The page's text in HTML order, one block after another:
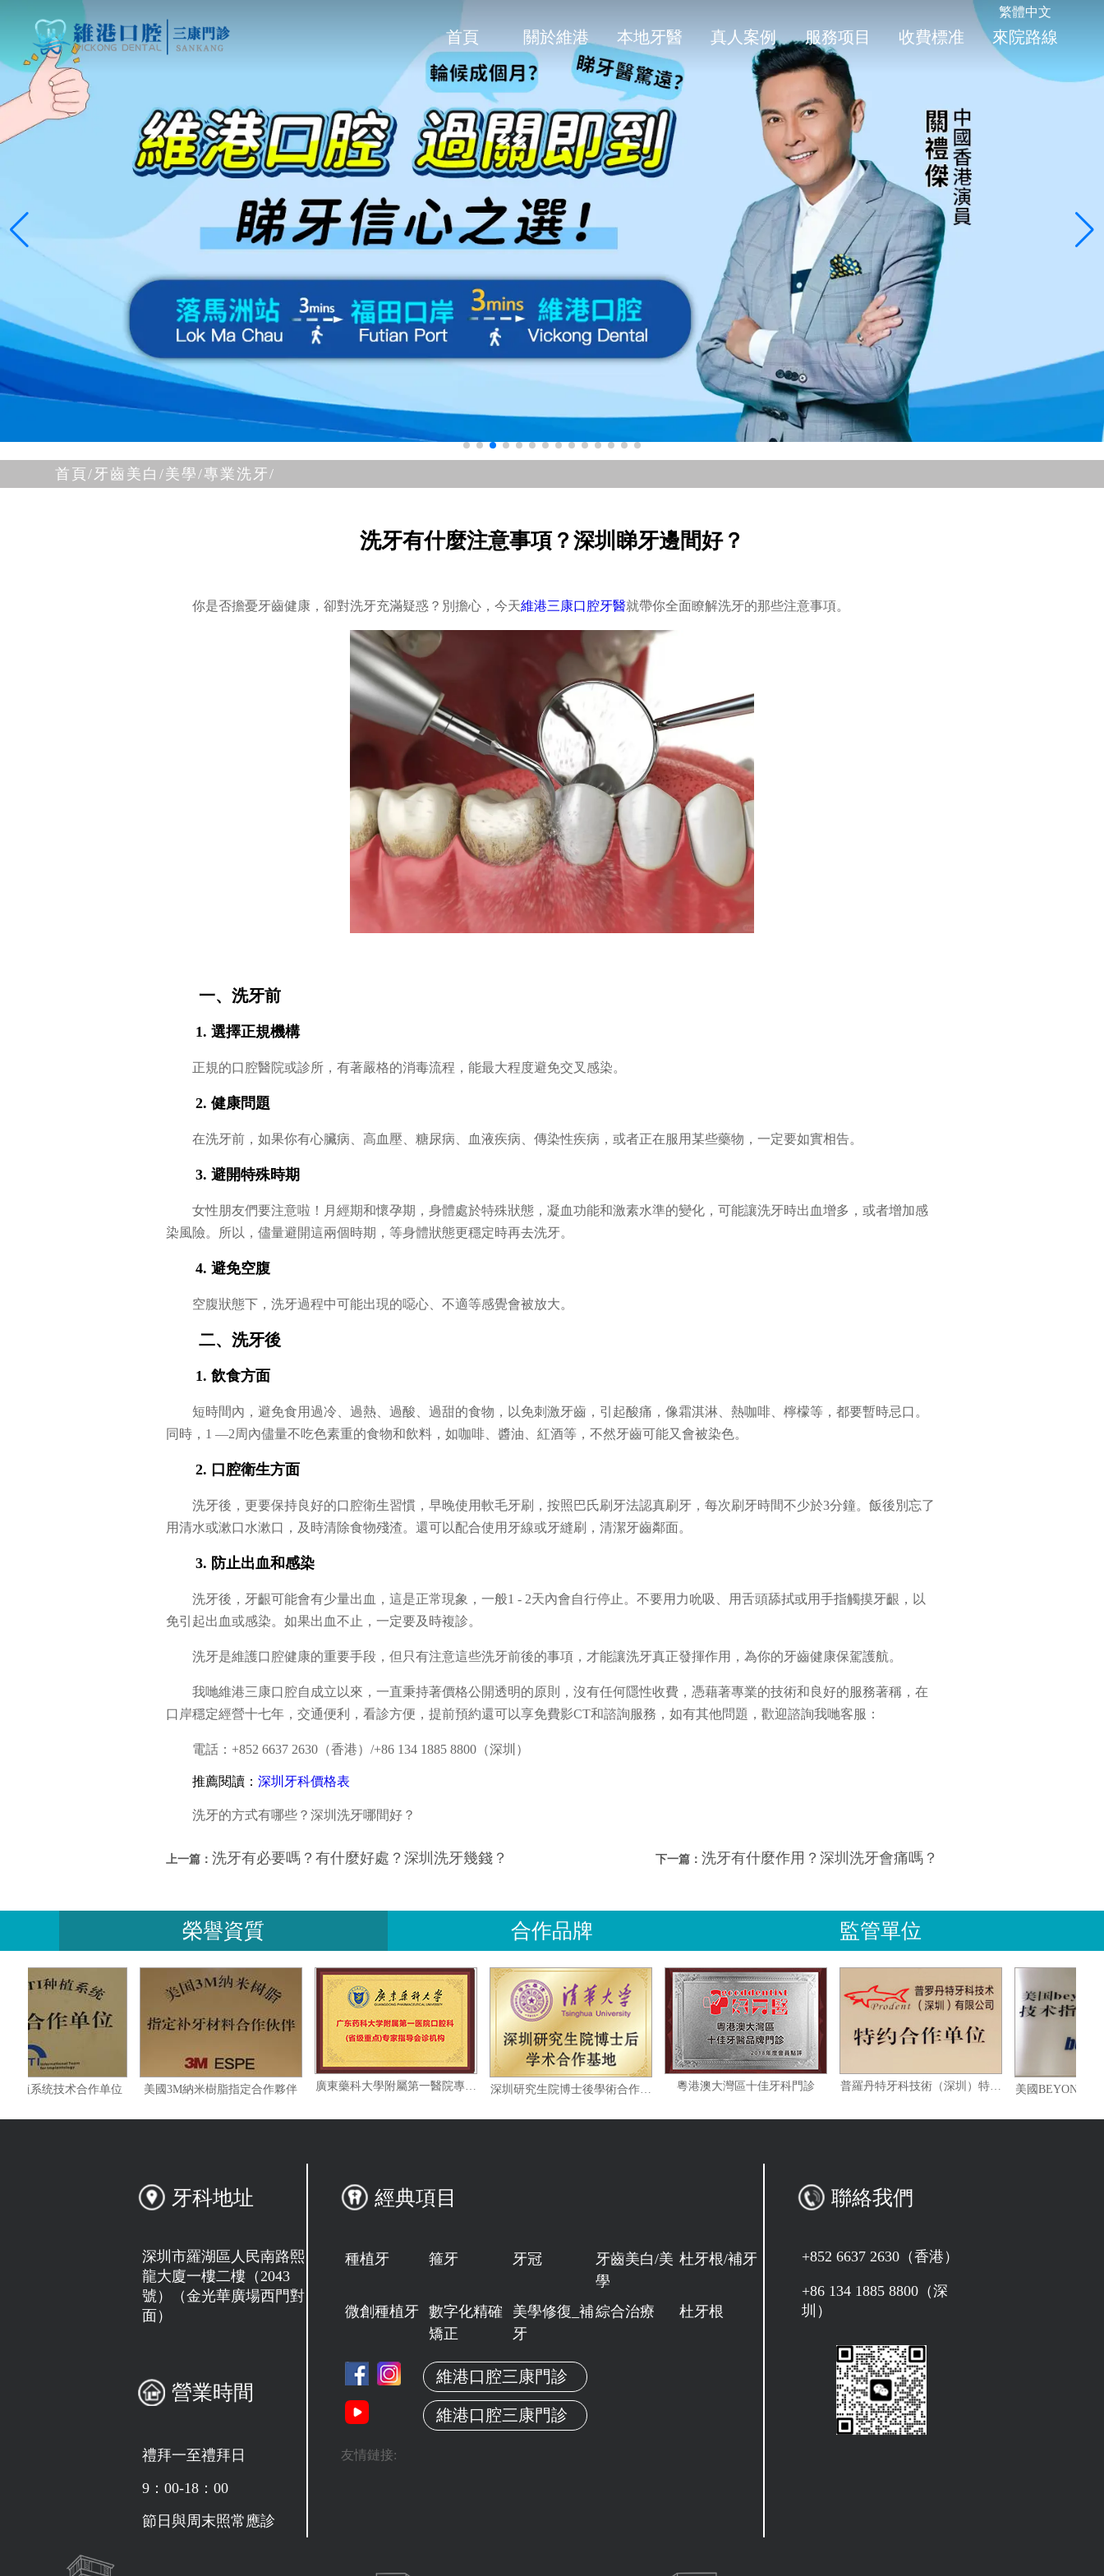
繁體中文
首頁 關於維港 本地牙醫 真人案例 服務项目 收費標准 來院路線
首頁/牙齒美白/美學/專業洗牙/
洗牙有什麼注意事項？深圳睇牙邊間好？
你是否擔憂牙齒健康，卻對洗牙充滿疑惑？別擔心，今天維港三康口腔牙醫就帶你全面瞭解洗牙的那些注意事項。
一、洗牙前
1. 選擇正規機構
正規的口腔醫院或診所，有著嚴格的消毒流程，能最大程度避免交叉感染。
2. 健康問題
在洗牙前，如果你有心臟病、高血壓、糖尿病、血液疾病、傳染性疾病，或者正在服用某些藥物，一定要如實相告。
3. 避開特殊時期
女性朋友們要注意啦！月經期和懷孕期，身體處於特殊狀態，凝血功能和激素水準的變化，可能讓洗牙時出血增多，或者增加感
染風險。所以，儘量避開這兩個時期，等身體狀態更穩定時再去洗牙。
4. 避免空腹
空腹狀態下，洗牙過程中可能出現的噁心、不適等感覺會被放大。
二、洗牙後
1. 飲食方面
短時間內，避免食用過冷、過熱、過酸、過甜的食物，以免刺激牙齒，引起酸痛，像霜淇淋、熱咖啡、檸檬等，都要暫時忌口。
同時，1 —2周內儘量不吃色素重的食物和飲料，如咖啡、醬油、紅酒等，不然牙齒可能又會被染色。
2. 口腔衛生方面
洗牙後，更要保持良好的口腔衛生習慣，早晚使用軟毛牙刷，按照巴氏刷牙法認真刷牙，每次刷牙時間不少於3分鐘。飯後別忘了
用清水或漱口水漱口，及時清除食物殘渣。還可以配合使用牙線或牙縫刷，清潔牙齒鄰面。
3. 防止出血和感染
洗牙後，牙齦可能會有少量出血，這是正常現象，一般1 - 2天內會自行停止。不要用力吮吸、用舌頭舔拭或用手指觸摸牙齦，以
免引起出血或感染。如果出血不止，一定要及時複診。
洗牙是維護口腔健康的重要手段，但只有注意這些洗牙前後的事項，才能讓洗牙真正發揮作用，為你的牙齒健康保駕護航。
我哋維港三康口腔自成立以來，一直秉持著價格公開透明的原則，沒有任何隱性收費，憑藉著專業的技術和良好的服務著稱，在
口岸穩定經營十七年，交通便利，看診方便，提前預約還可以享免費影CT和諮詢服務，如有其他問題，歡迎諮詢我哋客服：
電話：+852 6637 2630（香港）/+86 134 1885 8800（深圳）
推薦閱讀： 深圳牙科價格表
洗牙的方式有哪些？深圳洗牙哪間好？
上一篇： 洗牙有必要嗎？有什麼好處？深圳洗牙幾錢？ 下一篇：洗牙有什麼作用？深圳洗牙會痛嗎？
榮譽資質 合作品牌 監管單位
瑞士ITI种植系统技术合作单位 美國3M納米樹脂指定合作夥伴 廣東藥科大學附屬第一醫院專家指導會診機构 深圳研究生院博士後學術合作基地 粵港澳大灣區十佳牙科門診 普羅丹特牙科技術（深圳）特約合作單位
牙科地址
深圳市羅湖區人民南路熙
龍大廈一樓二樓（2043
號）（金光華廣場西門對
面）
營業時間
禮拜一至禮拜日
9：00-18：00
節日與周末照常應診
經典項目
種植牙 箍牙 牙冠
牙齒美白/美
學
杜牙根/補牙
微創種植牙 數字化精確
矯正
美學修復_補
牙
綜合治療 杜牙根
維港口腔三康門診
維港口腔三康門診
友情鏈接:
聯絡我們
+852 6637 2630（香港）
+86 134 1885 8800（深
圳）